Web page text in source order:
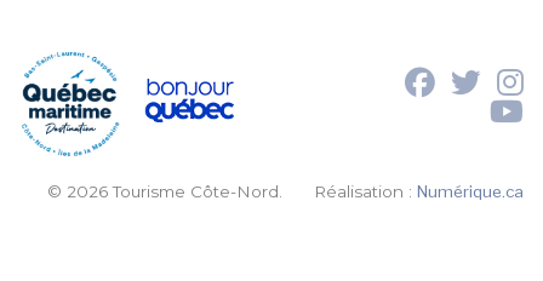
© 2026 Tourisme Côte-Nord. Réalisation :Numérique.ca